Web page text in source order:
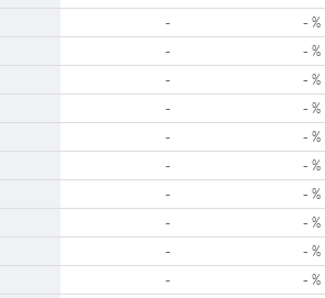
- - %
- - %
- - %
- - %
- - %
- - %
- - %
- - %
- - %
- - %